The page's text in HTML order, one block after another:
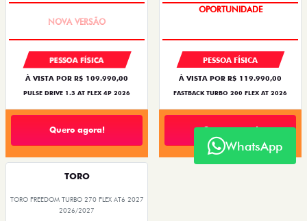
PESSOA FÍSICA
À VISTA POR R$ 109.990,00
PULSE DRIVE 1.3 AT FLEX 4P 2026
Quero agora!
OPORTUNIDADE
PESSOA FÍSICA
À VISTA POR R$ 119.990,00
FASTBACK TURBO 200 FLEX AT 2026
Quero agora!
TORO
TORO FREEDOM TURBO 270 FLEX AT6 2027
2026/2027
WhatsApp